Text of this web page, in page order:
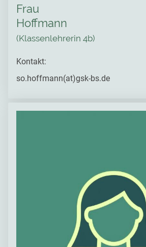
Frau
Hoffmann
(Klassenlehrerin 4b)
Kontakt:
so.hoffmann(at)gsk-bs.de